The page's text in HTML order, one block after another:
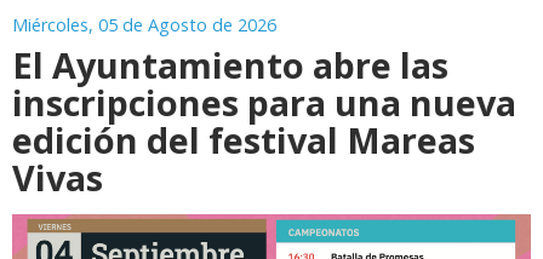
Miércoles, 05 de Agosto de 2026
El Ayuntamiento abre las
inscripciones para una nueva
edición del festival Mareas
Vivas